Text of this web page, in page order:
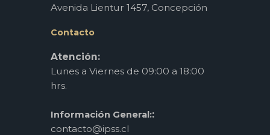
Avenida Lientur 1457, Concepción
Contacto
Atención:
Lunes a Viernes de 09:00 a 18:00
hrs.
Información General::
contacto@ipss.cl